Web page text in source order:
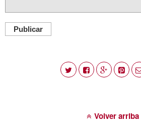
Publicar
Volver arriba